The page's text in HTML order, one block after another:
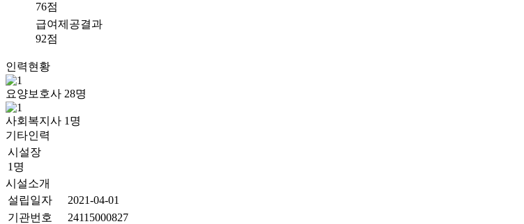
76점
급여제공결과
92점
인력현황
요양보호사 28명
사회복지사 1 명
기타인력
시설장
1명
시설소개
설립일자
2021-04-01
기관번호
24115000827